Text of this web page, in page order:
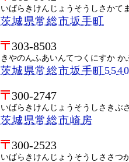
いばらきけんじょうそうしさかて
茨城県常総市坂手町
303-8503
きやのんふあいんてつくにすか か
茨城県常総市坂手町
300-2747
いばらきけんじょうそうしさきぶさ
茨城県常総市崎房
300-2523
いばらきけんじょうそうしささつ